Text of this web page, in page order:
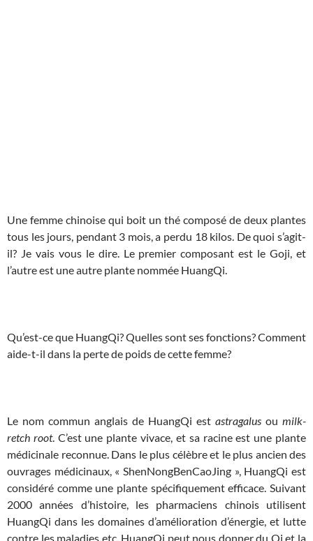
Une femme chinoise qui boit un thé composé de deux plantes
tous les jours, pendant 3 mois, a perdu 18 kilos. De quoi s’agit-
il? Je vais vous le dire. Le premier composant est le Goji, et
l’autre est une autre plante nommée HuangQi.
Qu’est-ce que HuangQi? Quelles sont ses fonctions? Comment
aide-t-il dans la perte de poids de cette femme?
Le nom commun anglais de HuangQi est astragalus ou milk-
retch root. C’est une plante vivace, et sa racine est une plante
médicinale reconnue. Dans le plus célèbre et le plus ancien des
ouvrages médicinaux, « ShenNongBenCaoJing », HuangQi est
considéré comme une plante spécifiquement efficace. Suivant
2000 années d’histoire, les pharmaciens chinois utilisent
HuangQi dans les domaines d’amélioration d’énergie, et lutte
contre les maladies etc. HuangQi peut nous donner du Qi et la